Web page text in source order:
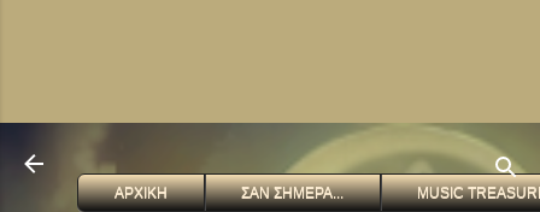
ΑΡΧΙΚΗ ΣΑΝ ΣΗΜΕΡΑ... MUSIC